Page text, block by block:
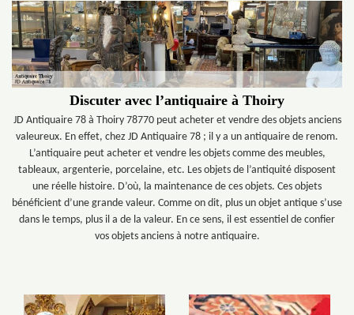
Discuter avec l’antiquaire à Thoiry
JD Antiquaire 78 à Thoiry 78770 peut acheter et vendre des objets anciens
valeureux. En effet, chez JD Antiquaire 78 ; il y a un antiquaire de renom.
L’antiquaire peut acheter et vendre les objets comme des meubles,
tableaux, argenterie, porcelaine, etc. Les objets de l’antiquité disposent
une réelle histoire. D’où, la maintenance de ces objets. Ces objets
bénéficient d’une grande valeur. Comme on dit, plus un objet antique s’use
dans le temps, plus il a de la valeur. En ce sens, il est essentiel de confier
vos objets anciens à notre antiquaire.